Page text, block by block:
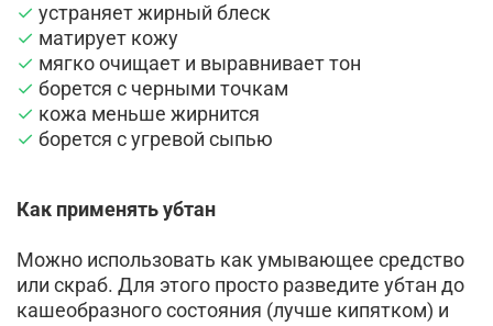
✓ устраняет жирный блеск
✓ матирует кожу
✓ мягко очищает и выравнивает тон
✓ борется с черными точкам
✓ кожа меньше жирнится
✓ борется с угревой сыпью
Как применять убтан
Можно использовать как умывающее средство
или скраб. Для этого просто разведите убтан до
кашеобразного состояния (лучше кипятком) и